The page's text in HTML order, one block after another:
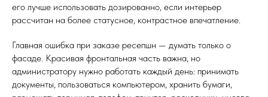
его лучше использовать дозированно, если интерьер
рассчитан на более статусное, контрастное впечатление.
Главная ошибка при заказе ресепшн — думать только о
фасаде. Красивая фронтальная часть важна, но
администратору нужно работать каждый день: принимать
документы, пользоваться компьютером, хранить бумаги,